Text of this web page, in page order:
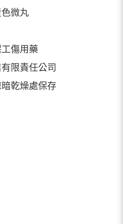
微丸
傷用藥
限責任公司
乾燥處保存